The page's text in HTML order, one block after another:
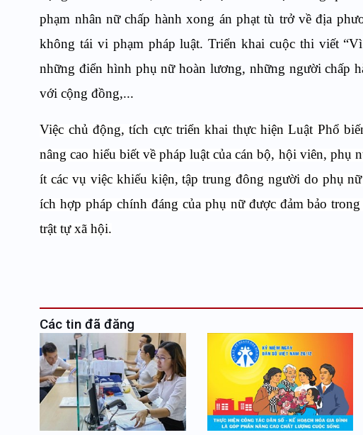
phạm nhân nữ chấp hành xong án phạt tù trở về địa
không tái vi phạm pháp luật.Triển khai cuộc thi viết
những điển hình phụ nữ hoàn lương, những người chấp
với cộng đồng,...
Việc chủ động, tích cựctriển khai thực hiện Luật Phổ
nâng cao hiểu biết về pháp luật của cán bộ, hội viên, phụ
ít các vụ việc khiếu kiện, tập trung đông người do phụ
ích hợp pháp chính đáng của phụ nữ được đảm bảo
trật tự xã hội.
Các tin đã đăng